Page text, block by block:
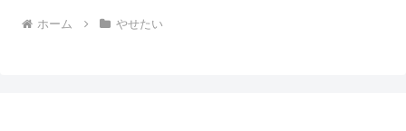
ホーム やせたい